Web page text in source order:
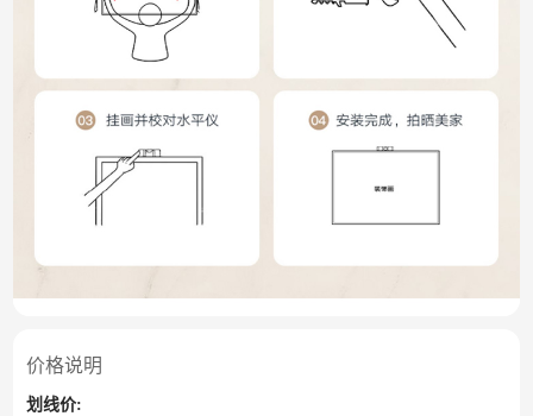
价格说明
划线价: